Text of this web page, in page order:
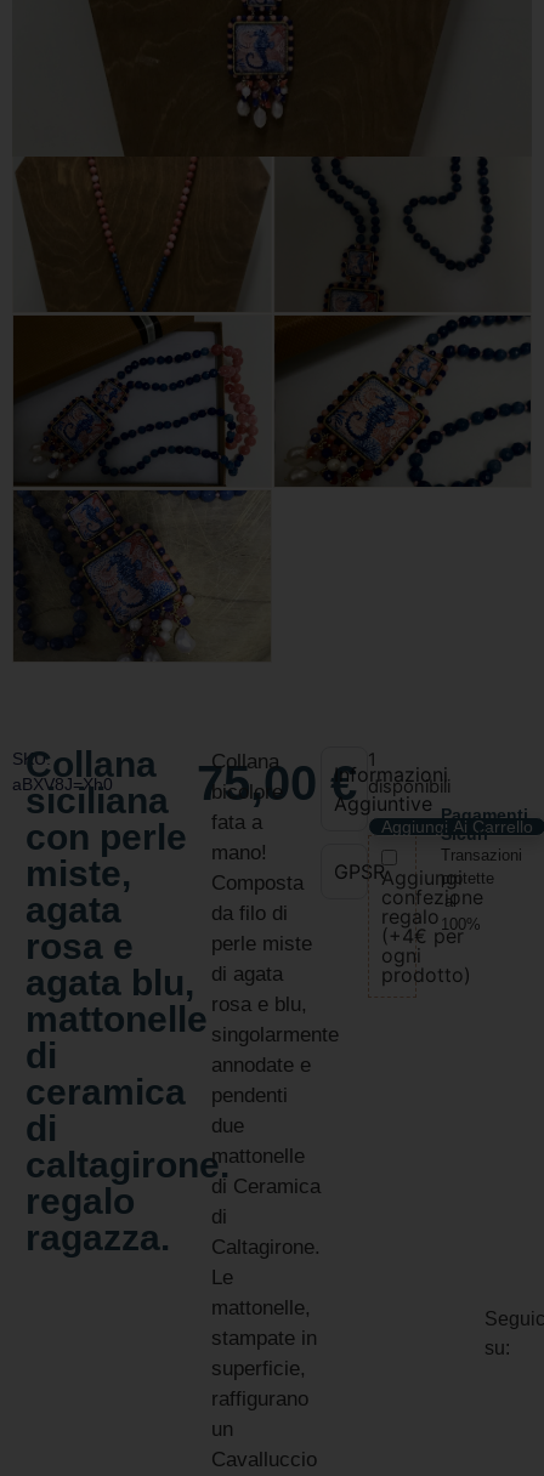
SKU:
aBXV8J=Xh0
Collana
siciliana
con perle
miste,
agata
rosa e
agata blu,
mattonelle
di
ceramica
di
caltagirone.
regalo
ragazza.
75,00€
Collana
bicolore
fata a
mano!
Composta
da filo di
perle miste
di agata
rosa e blu,
singolarmente
annodate e
pendenti
due
mattonelle
di Ceramica
di
Caltagirone.
Le
mattonelle,
stampate in
superficie,
raffigurano
un
Cavalluccio
Informazioni
Aggiuntive
GPSR
1
disponibili
Aggiungi Al Carrello
Aggiungi
confezione
regalo
(+4€ per
ogni
prodotto)
Pagamenti
Sicuri
Transazioni
protette
al
100%
su: